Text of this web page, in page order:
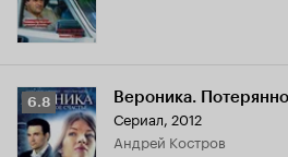
Рейтинг
Кинопоиска
6.8
6.8 Вероника.
Сериал, 2012
Андрей Костров